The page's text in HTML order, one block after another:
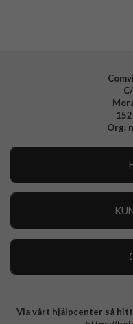
Org.
Integritetspolicy
Via vårt hjälpcenter så